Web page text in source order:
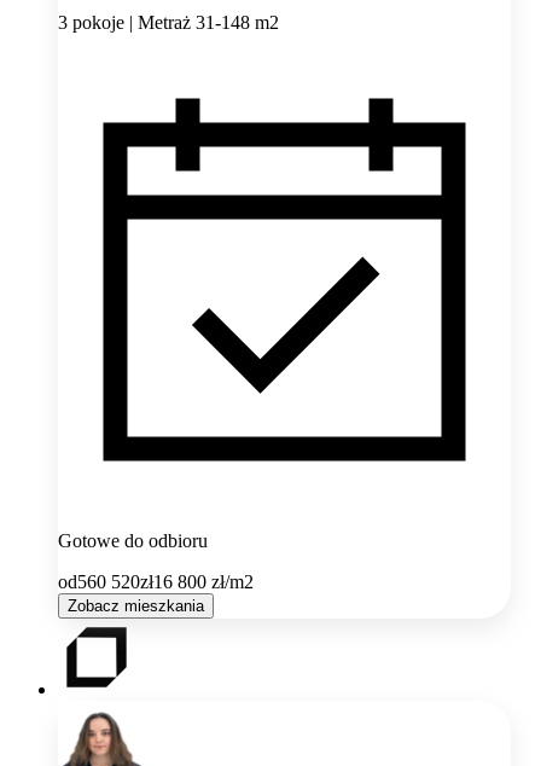
3 pokoje | Metraż 31-148 m2
Gotowe do odbioru
od560 520zł16 800 zł/m2
Zobacz mieszkania